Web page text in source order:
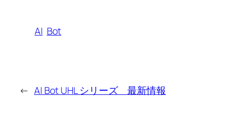
AI Bot
← AI Bot UHL シリーズ 最新情報